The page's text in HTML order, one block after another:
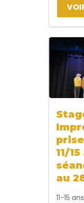
11/
au
11-15 ans